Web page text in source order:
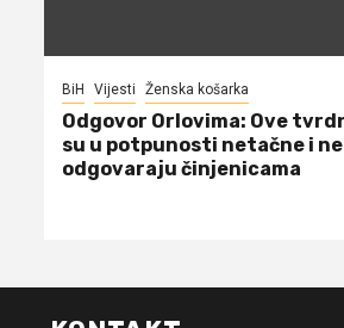
BiH Vijesti Ženska košarka
Odgovor Orlovima: ​Ove
su u potpunosti netačne i ne
odgovaraju činjenicama